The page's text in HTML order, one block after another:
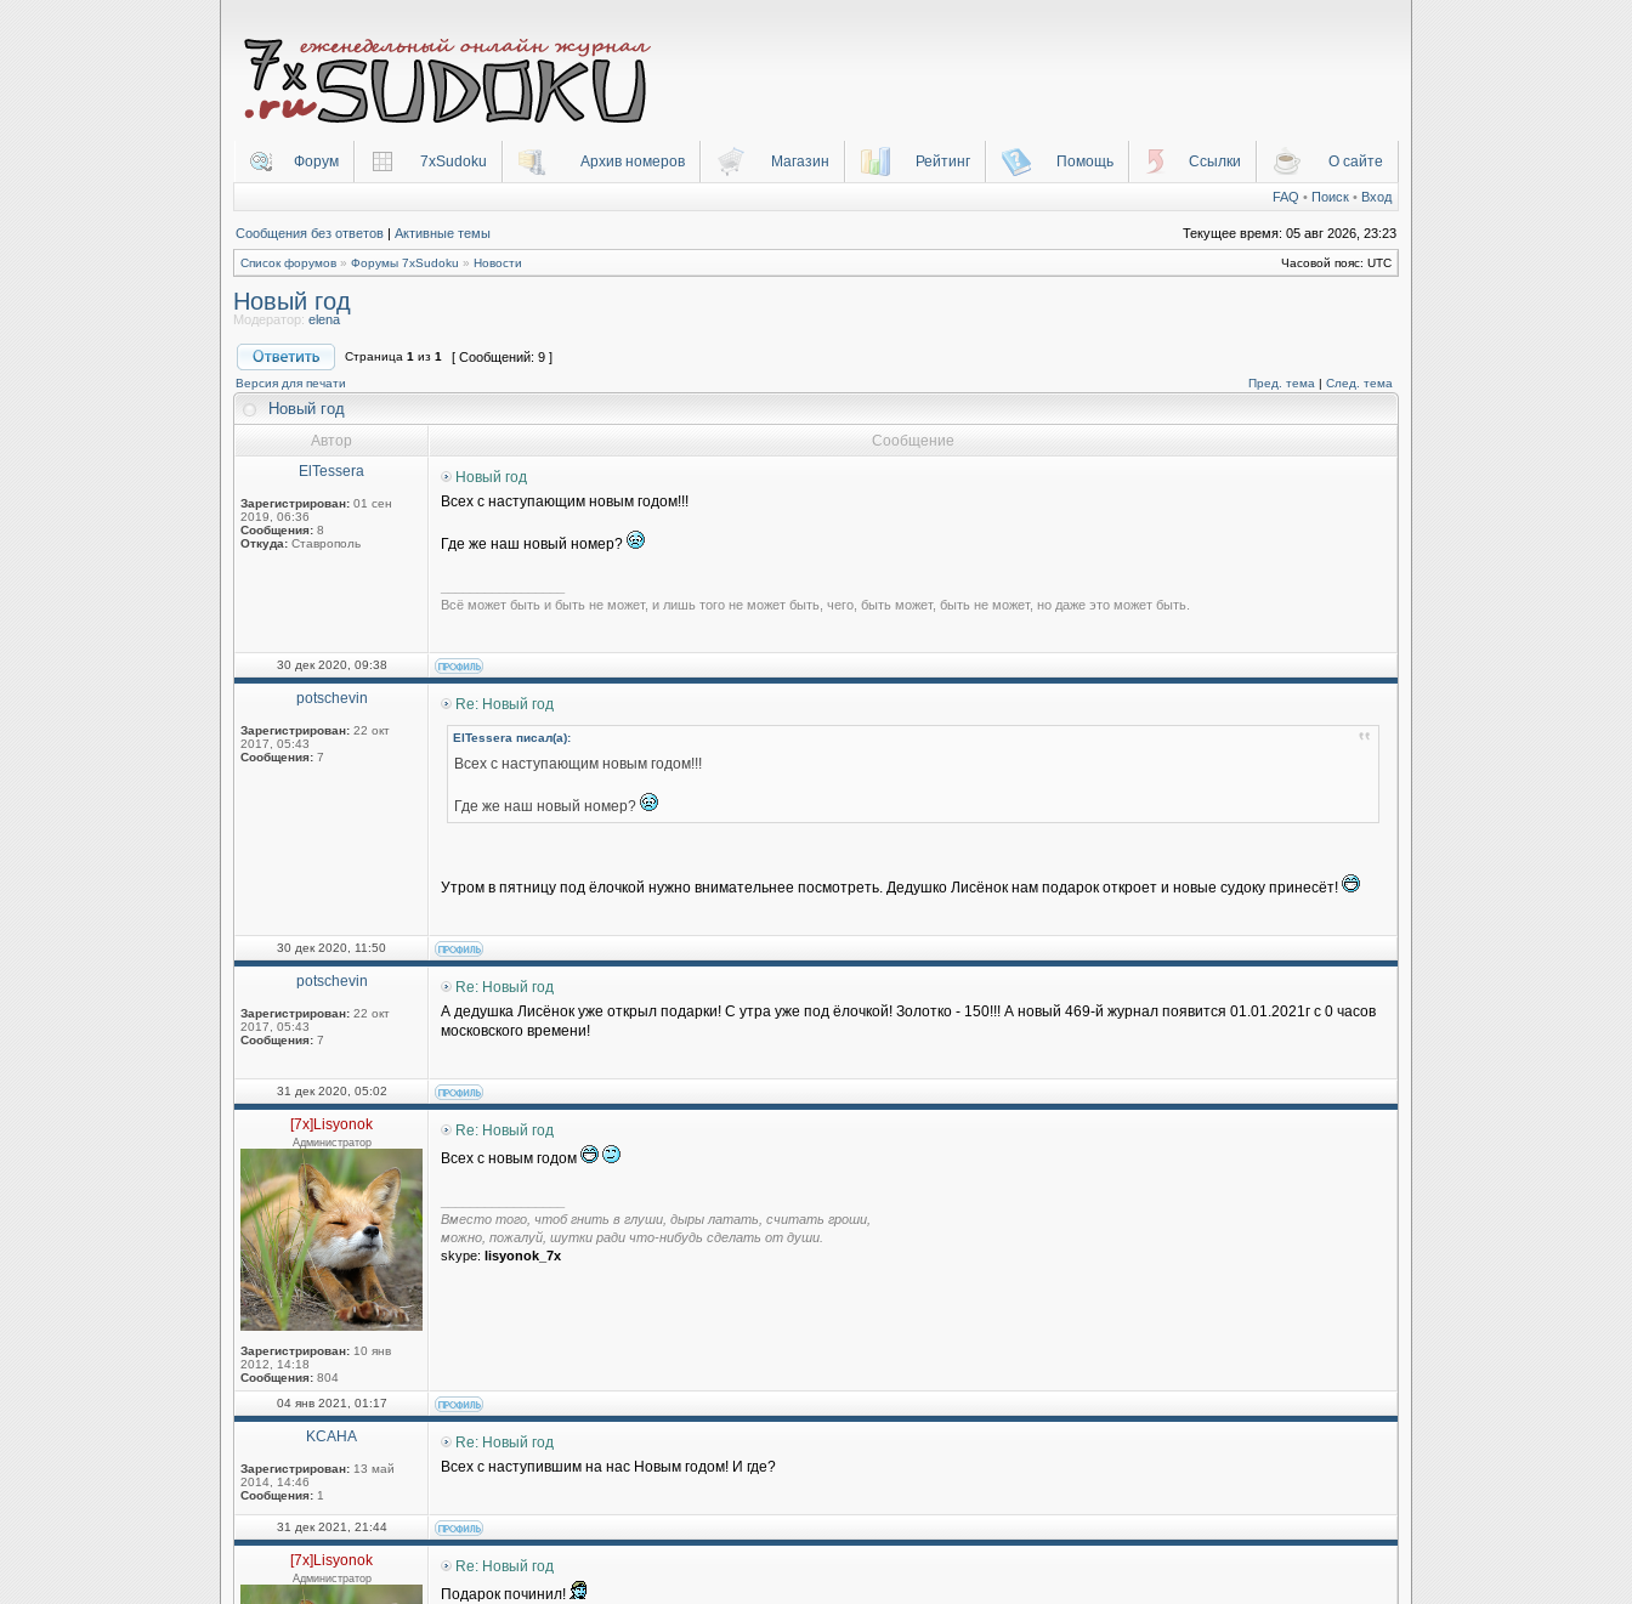
Форум 7xSudoku Архив номеров Магазин Рейтинг Помощь Ссылки О сайте
FAQ • Поиск • Вход
Сообщения без ответов | Активные темы Текущее время: 05 авг 2026, 23:23
Список форумов » Форумы 7xSudoku » Новости Часовой пояс: UTC
Новый год
Модератор: elena
Страница 1 из 1 [ Сообщений: 9 ]
Версия для печати Пред. тема | След. тема
Новый год
Автор
Сообщение
ElTessera
Зарегистрирован: 01 сен
2019, 06:36
Сообщения: 8
Откуда: Ставрополь
Новый год
Всех с наступающим новым годом!!!
Где же наш новый номер?
Всё может быть и быть не может, и лишь того не может быть, чего, быть может, быть не может, но даже это может быть.
30 дек 2020, 09:38
potschevin
Зарегистрирован: 22 окт
2017, 05:43
Сообщения: 7
Re: Новый год
ElTessera писал(а):
Всех с наступающим новым годом!!!
Где же наш новый номер?
Утром в пятницу под ёлочкой нужно внимательнее посмотреть. Дедушко Лисёнок нам подарок откроет и новые судоку принесёт!
30 дек 2020, 11:50
potschevin
Зарегистрирован: 22 окт
2017, 05:43
Сообщения: 7
Re: Новый год
А дедушка Лисёнок уже открыл подарки! С утра уже под ёлочкой! Золотко - 150!!! А новый 469-й журнал появится 01.01.2021г с 0 часов
московского времени!
31 дек 2020, 05:02
[7x]Lisyonok
Администратор
Зарегистрирован: 10 янв
2012, 14:18
Сообщения: 804
Re: Новый год
Всех с новым годом
Вместо того, чтоб гнить в глуши, дыры латать, считать гроши,
можно, пожалуй, шутки ради что-нибудь сделать от души.
skype: lisyonok_7x
04 янв 2021, 01:17
KCAHA
Зарегистрирован: 13 май
2014, 14:46
Сообщения: 1
Re: Новый год
Всех с наступившим на нас Новым годом! И где?
31 дек 2021, 21:44
[7x]Lisyonok
Администратор
Re: Новый год
Подарок починил!